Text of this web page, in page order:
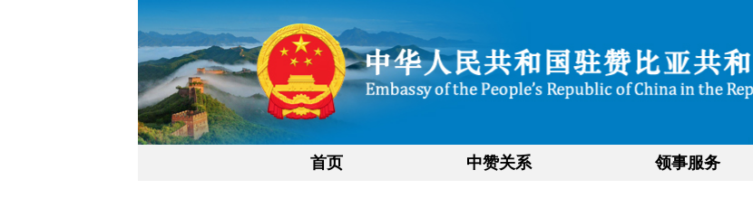
首页 中赞关系 领事服务